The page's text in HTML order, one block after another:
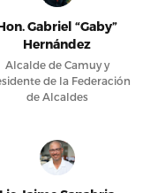
Gabriel “Gaby”
Hernández
Alcalde de Camuy y
de la Federación
de Alcaldes